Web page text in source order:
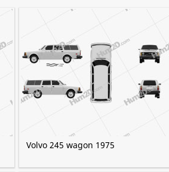
Volvo 245 wagon 1975